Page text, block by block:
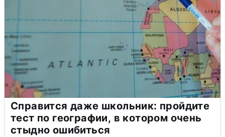
Справится даже школьник: пройдите
тест по географии, в котором очень
стыдно ошибиться